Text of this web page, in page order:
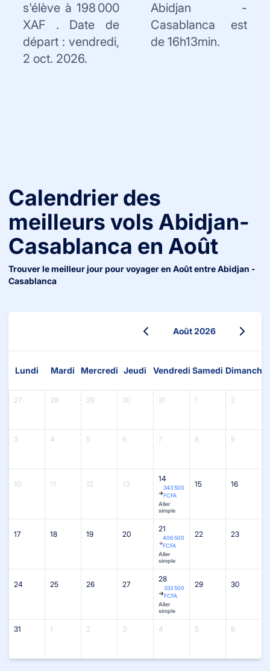
s'élève à 198 000
XAF . Date de
départ : vendredi,
2 oct. 2026.
Abidjan -
Casablanca est
de 16h13min.
Calendrier des
meilleurs vols Abidjan-
Casablanca en Août
Trouver le meilleur jour pour voyager en AoûtentreAbidjan -
Casablanca
Août 2026
Lundi Mardi Mercredi Jeudi Vendredi Samedi Dimanche
27 28 29 30 31 1 2
3 4 5 6 7 8 9
10 11 12 13
14
Aller
simple
343 500
FCFA
15 16
17 18 19 20
21
Aller
simple
406 500
FCFA
22 23
24 25 26 27
28
Aller
simple
333 500
FCFA
29 30
31 1 2 3 4 5 6